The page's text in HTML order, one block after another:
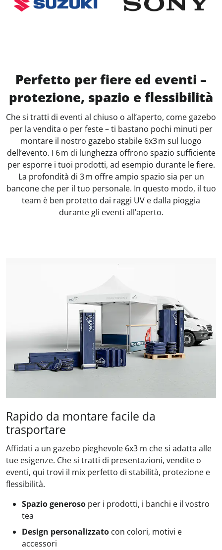
Perfetto per fiere ed eventi –
protezione, spazio e flessibilità
Che si tratti di eventi al chiuso o all’aperto, come gazebo
per la vendita o per feste – ti bastano pochi minuti per
montare il nostro gazebo stabile 6x3 m sul luogo
dell’evento. I 6 m di lunghezza offrono spazio sufficiente
per esporre i tuoi prodotti, ad esempio durante le fiere.
La profondità di 3 m offre ampio spazio sia per un
bancone che per il tuo personale. In questo modo, il tuo
team è ben protetto dai raggi UV e dalla pioggia
durante gli eventi all’aperto.
Rapido da montare facile da
trasportare
Affidati a un gazebo pieghevole 6x3 m che si adatta alle
tue esigenze. Che si tratti di presentazioni, vendite o
eventi, qui trovi il mix perfetto di stabilità, protezione e
flessibilità.
Spazio generoso per i prodotti, i banchi e il vostro
tea
Design personalizzato con colori, motivi e
accessori